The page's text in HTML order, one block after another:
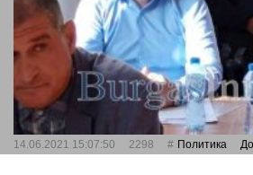
14.06.2021 15:07:50 2298 Политика